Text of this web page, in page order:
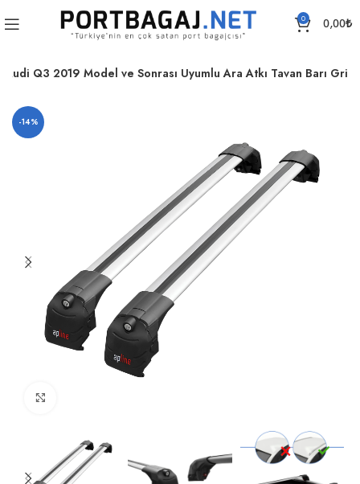
0 0,00₺
Audi Q3 2019 Model ve Sonrası Uyumlu Ara Atkı Tavan Barı Gri
-14%